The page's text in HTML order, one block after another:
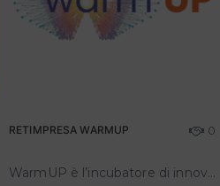
RETIMPRESA WARMUP 0
WarmUP è l’incubatore di innovazione collaborativa di RetImpresa, per accompagnare startup e PMI innovative con soluzioni tecnologiche concrete verso opportunità di sviluppo e accesso al mercato. Il percorso si basa sul metodo…